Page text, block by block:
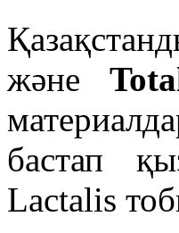
және
бастап
Lactalis